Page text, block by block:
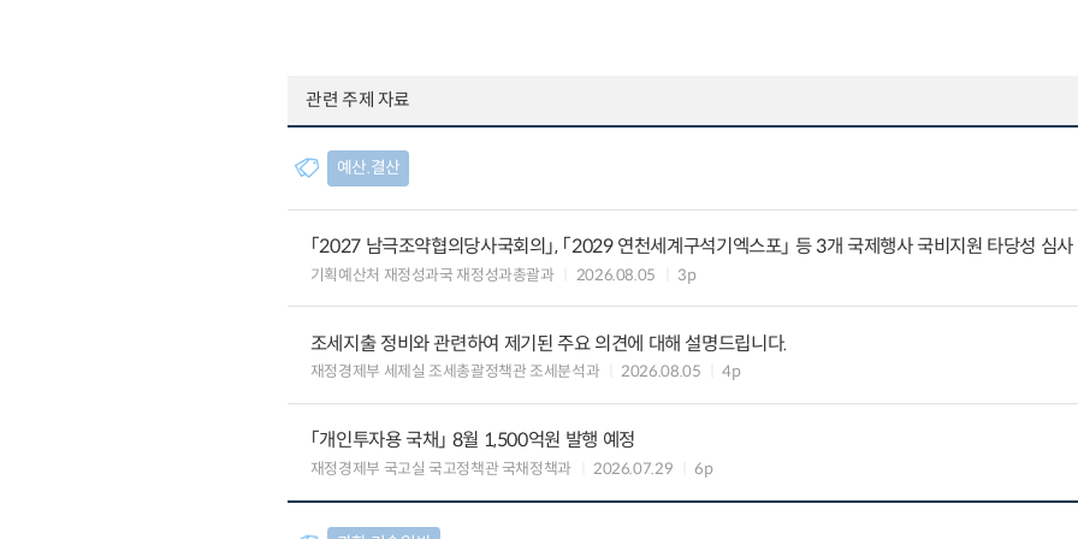
관련 주제 자료
예산.결산
「2027 남극조약협의당사국회의」, 「2029 연천세계구석기엑스포」 등 3개 국제행사 국비지원 타당성 심
기획예산처 재정성과국 재정성과총괄과 2026.08.05 3p
조세지출 정비와 관련하여 제기된 주요 의견에 대해 설명드립니다.
재정경제부 세제실 조세총괄정책관 조세분석과 2026.08.05 4p
「개인투자용 국채」 8월 1,500억원 발행 예정
재정경제부 국고실 국고정책관 국채정책과 2026.07.29 6p